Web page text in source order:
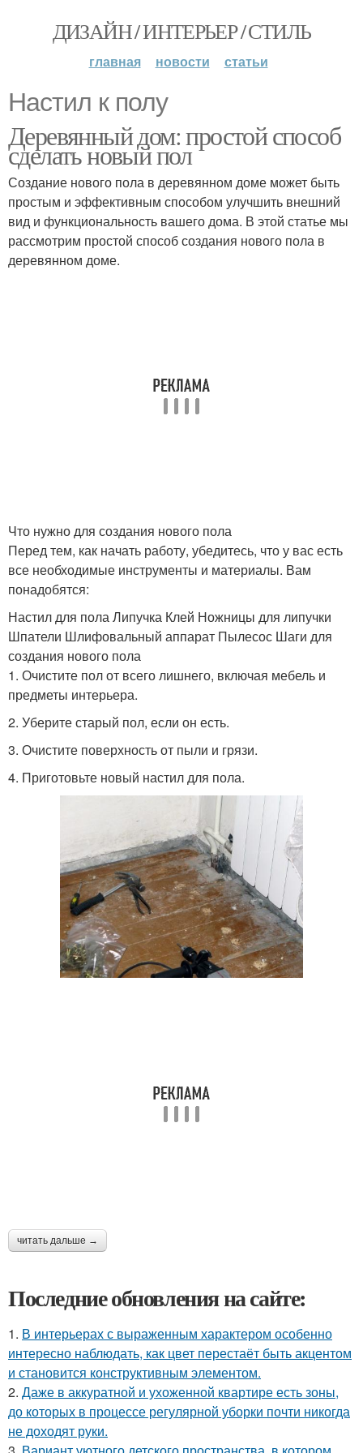
ДИЗАЙН / ИНТЕРЬЕР / СТИЛЬ
главная новости статьи
Настил к полу
Деревянный дом: простой способ
сделать новый пол
Создание нового пола в деревянном доме может быть
простым и эффективным способом улучшить внешний
вид и функциональность вашего дома. В этой статье мы
рассмотрим простой способ создания нового пола в
деревянном доме.
Что нужно для создания нового пола
Перед тем, как начать работу, убедитесь, что у вас есть
все необходимые инструменты и материалы. Вам
понадобятся:
Настил для пола Липучка Клей Ножницы для липучки
Шпатели Шлифовальный аппарат Пылесос Шаги для
создания нового пола
1. Очистите пол от всего лишнего, включая мебель и
предметы интерьера.
2. Уберите старый пол, если он есть.
3. Очистите поверхность от пыли и грязи.
4. Приготовьте новый настил для пола.
читать дальше →
Последние обновления на сайте:
1. В интерьерах с выраженным характером особенно
интересно наблюдать, как цвет перестаёт быть акцентом
и становится конструктивным элементом.
2. Даже в аккуратной и ухоженной квартире есть зоны,
до которых в процессе регулярной уборки почти никогда
не доходят руки.